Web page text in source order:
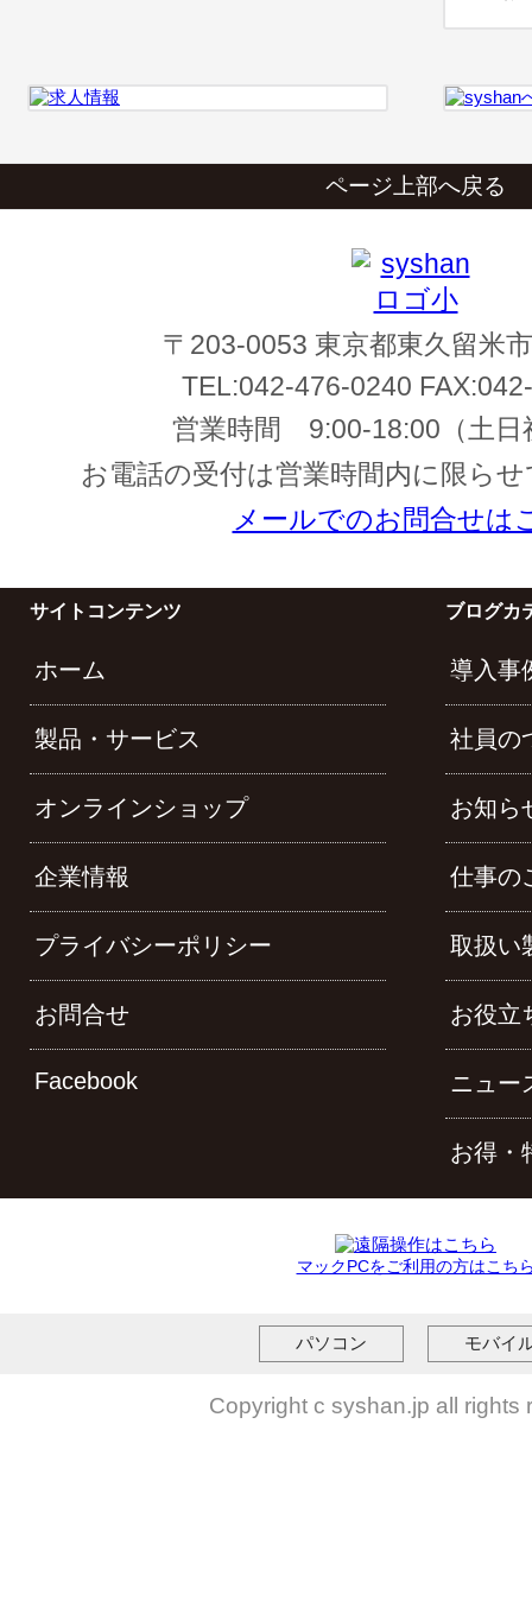
ページ上部へ戻る
〒203-0053 東京都東久留米
TEL:042-476-0240 FAX:
営業時間
9:00-18:00 （土
お電話の受付は営業時間内に限ら
メールでのお問合せは
サイトコンテンツ
ホーム
製品・サービス
オンラインショップ
企業情報
プライバシーポリシー
お問合せ
Facebook
ブログカ
導入事
社員の
お知ら
仕事の
取扱い
お役立
ニュー
お得・
マックPCをご利用の方はこち
パソコン モバイ
Copyright c syshan.jp all rights